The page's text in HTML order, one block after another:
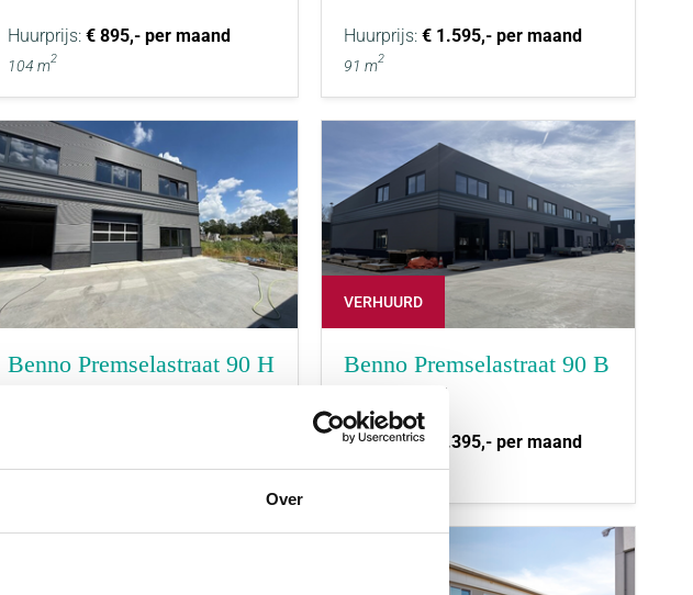
Over
Huurprijs: € 895,- per maand
104 m2
Huurprijs:€ 1.595,- per maand
91 m2
Benno Premselastraat 90 H
230 m2
VERHUURD
Benno Premselastraat 90 B
ROTTERDAM
Huurprijs:€ 2.395,- per maand
536 m2